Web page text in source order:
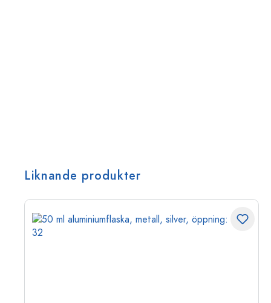
Liknande produkter